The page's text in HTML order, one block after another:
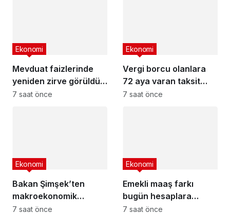
Mevduat faizlerinde
yeniden zirve görüldü :
3 milyon liranın aylık
Ekonomi
7 saat önce
Vergi borcu olanlara
72 aya varan taksit
fırsatı
Ekonomi
7 saat önce
Bakan Şimşek’ten
makroekonomik
istikrar açıklaması
Ekonomi
7 saat önce
Emekli maaş farkı
bugün hesaplara
yatıyor
Ekonomi
7 saat önce